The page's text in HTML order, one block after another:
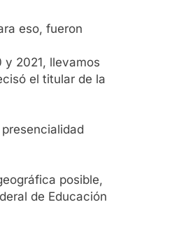
eso, fueron
2021, llevamos
el titular de la
posible,
de Educación